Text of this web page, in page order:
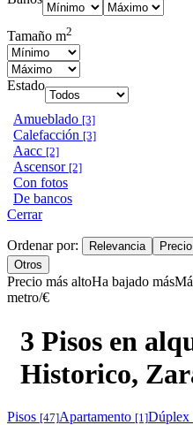
Tamaño m2
Estado
Amueblado [3]
Calefacción [3]
Aacc [2]
Ascensor [2]
Con fotos
De bancos
Cerrar
Ordenar por: Relevancia
Otros
Precio más altoHa bajado más
metro/€
3 Pisos en
Historico,
Pisos [47]Apartamento [1]Dúplex